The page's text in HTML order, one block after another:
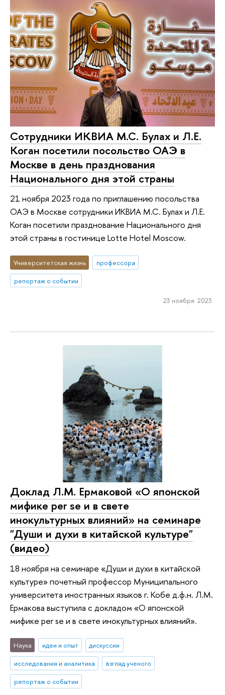
Сотрудники ИКВИА М.С. Булах и Л.Е.
Коган посетили посольство ОАЭ в
Москве в день празднования
Национального дня этой страны
21 ноября 2023 года по приглашению посольства
ОАЭ в Москве сотрудники ИКВИА М.С. Булах и Л.Е.
Коган посетили празднование Национального дня
этой страны в гостинице Lotte Hotel Moscow.
Университетская жизнь
профессора
репортаж о событии
23 ноября 2023
Доклад Л.М. Ермаковой «О японской
мифике per se и в свете
инокультурных влияний» на семинаре
"Души и духи в китайской культуре"
(видео)
18 ноября на семинаре «Души и духи в китайской
культуре» почетный профессор Муниципального
университета иностранных языков г. Кобе д.ф.н. Л.М.
Ермакова выступила с докладом «О японской
мифике per se и в свете инокультурных влияний».
Наука идеи и опыт
дискуссии
исследования и аналитика
взгляд ученого
репортаж о событии